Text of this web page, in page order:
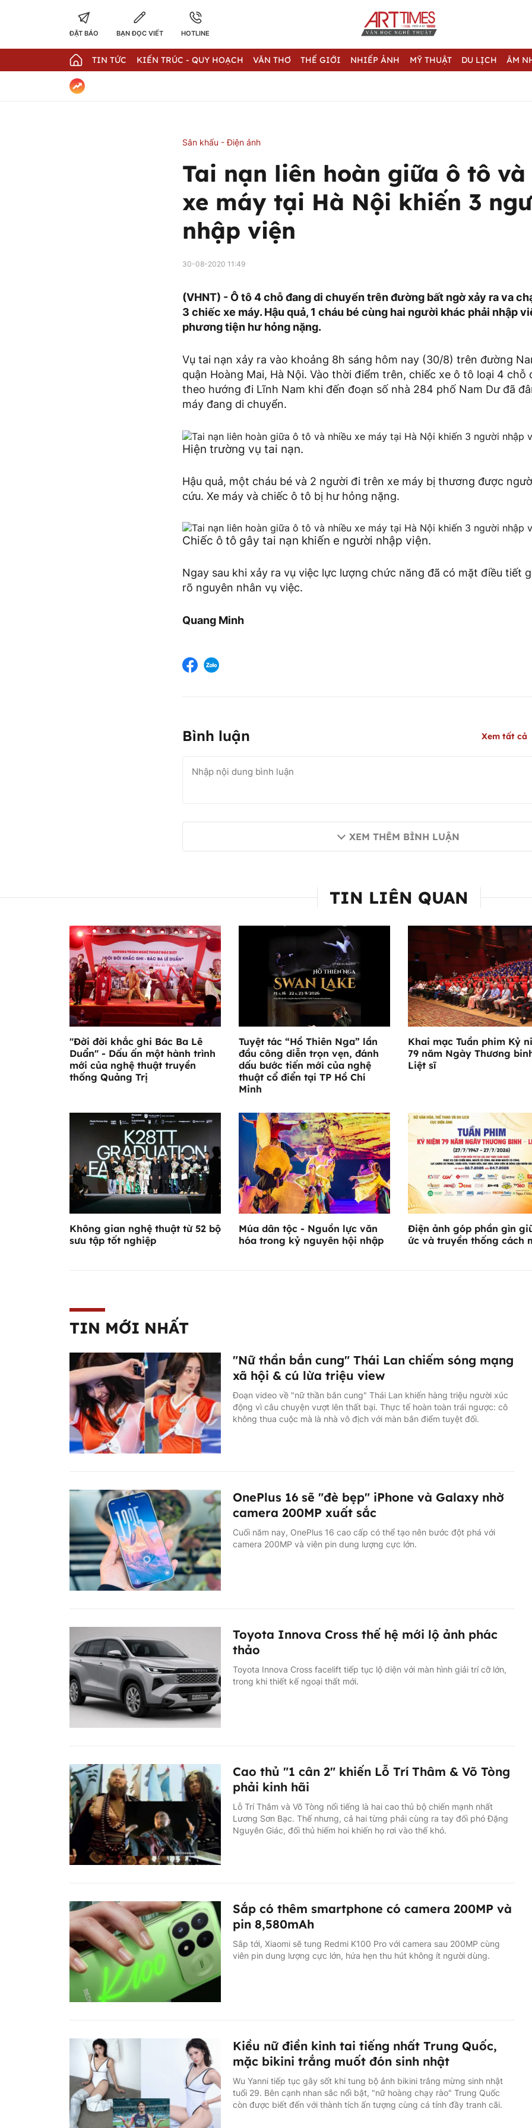
ĐẶT BÁO BẠN ĐỌC VIẾT HOTLINE
TIN TỨC KIẾN TRÚC - QUY HOẠCH VĂN THƠ THẾ GIỚI NHIẾP ẢNH MỸ THUẬT DU LỊCH ÂM
Sân khấu - Điện ảnh
Tai nạn liên hoàn giữa ô tô và
xe máy tại Hà Nội khiến 3
nhập viện
30-08-2020 11:49
(VHNT) - Ô tô 4 chỗ đang di chuyển trên đường bất ngờ xảy ra va
3 chiếc xe máy. Hậu quả, 1 cháu bé cùng hai người khác phải nhập
phương tiện hư hỏng nặng.
Vụ tai nạn xảy ra vào khoảng 8h sáng hôm nay (30/8) trên đường
quận Hoàng Mai, Hà Nội. Vào thời điểm trên, chiếc xe ô tô loại 4 chỗ
theo hướng đi Lĩnh Nam khi đến đoạn số nhà 284 phố Nam Dư đã
máy đang di chuyển.
Hiện trường vụ tai nạn.
Hậu quả, một cháu bé và 2 người đi trên xe máy bị thương được
cứu. Xe máy và chiếc ô tô bị hư hỏng nặng.
Chiếc ô tô gây tai nạn khiến e người nhập viện.
Ngay sau khi xảy ra vụ việc lực lượng chức năng đã có mặt điều tiết
rõ nguyên nhân vụ việc.
Quang Minh
Bình luận Xem tất cả
XEM THÊM BÌNH LUẬN
TIN LIÊN QUAN
"Đời đời khắc ghi Bác Ba Lê
Duẩn" - Dấu ấn một hành trình
mới của nghệ thuật truyền
thống Quảng Trị
Tuyệt tác “Hồ Thiên Nga” lần
đầu công diễn trọn vẹn, đánh
dấu bước tiến mới của nghệ
thuật cổ điển tại TP Hồ Chí
Minh
Khai mạc Tuần phim Kỷ
79 năm Ngày Thương
Liệt sĩ
Không gian nghệ thuật từ 52 bộ
sưu tập tốt nghiệp
Múa dân tộc - Nguồn lực văn
hóa trong kỷ nguyên hội nhập
Điện ảnh góp phần gìn
ức và truyền thống cách
TIN MỚI NHẤT
"Nữ thần bắn cung" Thái Lan chiếm sóng mạng
xã hội & cú lừa triệu view
Đoạn video về "nữ thần bắn cung" Thái Lan khiến hàng triệu người xúc
động vì câu chuyện vượt lên thất bại. Thực tế hoàn toàn trái ngược: cô
không thua cuộc mà là nhà vô địch với màn bắn điểm tuyệt đối.
OnePlus 16 sẽ "đè bẹp" iPhone và Galaxy nhờ
camera 200MP xuất sắc
Cuối năm nay, OnePlus 16 cao cấp có thể tạo nên bước đột phá với
camera 200MP và viên pin dung lượng cực lớn.
Toyota Innova Cross thế hệ mới lộ ảnh phác
thảo
Toyota Innova Cross facelift tiếp tục lộ diện với màn hình giải trí cỡ lớn,
trong khi thiết kế ngoại thất mới.
Cao thủ "1 cân 2" khiến Lỗ Trí Thâm & Võ Tòng
phải kinh hãi
Lỗ Trí Thâm và Võ Tòng nổi tiếng là hai cao thủ bộ chiến mạnh nhất
Lương Sơn Bạc. Thế nhưng, cả hai từng phải cùng ra tay đối phó Đặng
Nguyên Giác, đối thủ hiếm hoi khiến họ rơi vào thế khó.
Sắp có thêm smartphone có camera 200MP và
pin 8,580mAh
Sắp tới, Xiaomi sẽ tung Redmi K100 Pro với camera sau 200MP cùng
viên pin dung lượng cực lớn, hứa hẹn thu hút không ít người dùng.
Kiều nữ điền kinh tai tiếng nhất Trung Quốc,
mặc bikini trắng muốt đón sinh nhật
Wu Yanni tiếp tục gây sốt khi tung bộ ảnh bikini trắng mừng sinh nhật
tuổi 29. Bên cạnh nhan sắc nổi bật, "nữ hoàng chạy rào" Trung Quốc
còn được biết đến với thành tích ấn tượng cùng cá tính đầy tranh cãi.